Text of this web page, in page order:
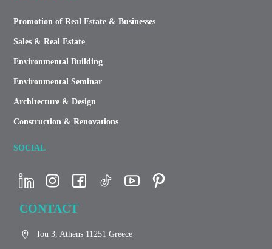
Promotion of Real Estate & Businesses
Sales & Real Estate
Environmental Building
Environmental Seminar
Architecture & Design
Construction & Renovations
SOCIAL
CONTACT
Iou 3, Athens 11251 Greece